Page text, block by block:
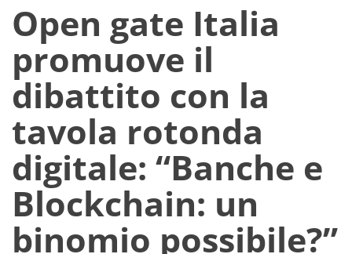
Open gate Italia
promuove il
dibattito con la
tavola rotonda
digitale: “Banche e
Blockchain: un
binomio possibile?”